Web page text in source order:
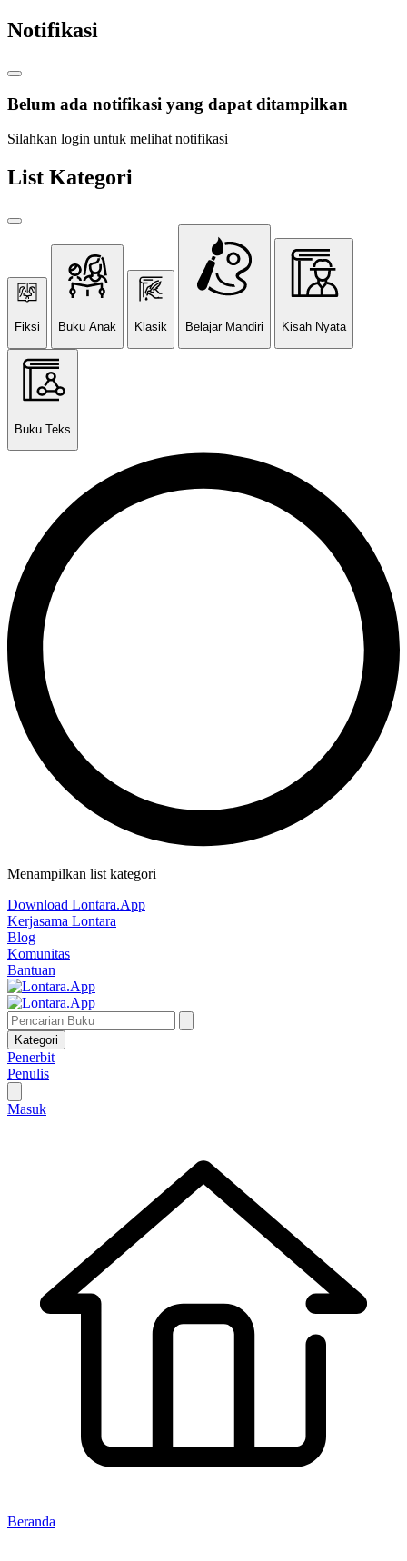
Notifikasi
Belum ada notifikasi yang dapat ditampilkan
Silahkan login untuk melihat notifikasi
List Kategori
Fiksi Buku Anak Klasik Belajar Mandiri Kisah Nyata
Buku Teks
Menampilkan list kategori
Download Lontara.App
Kerjasama Lontara
Blog
Komunitas
Bantuan
Kategori
Penerbit
Penulis
Masuk
Beranda